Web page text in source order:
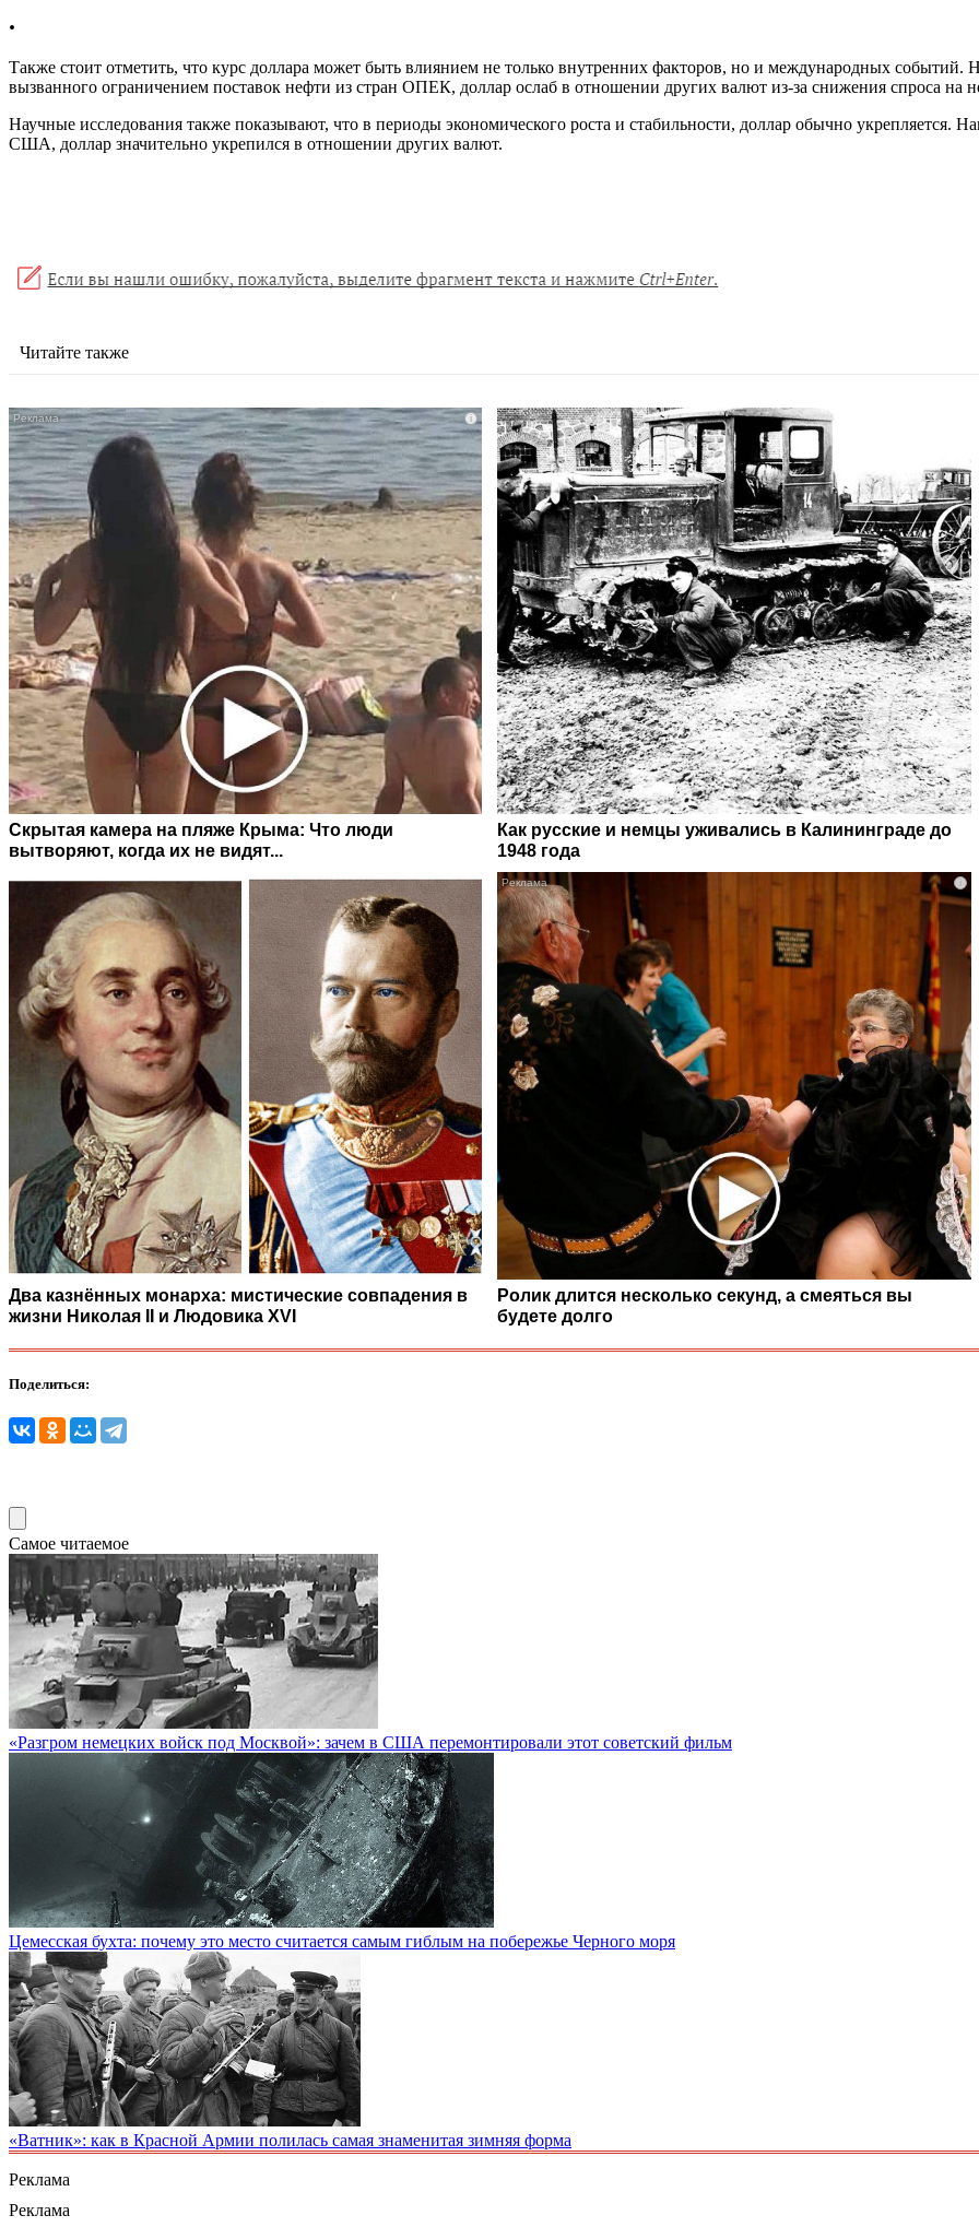
.
Также стоит отметить, что курс доллара может быть влиянием не только внутренних факторов, но и международных событий.
вызванного ограничением поставок нефти из стран ОПЕК, доллар ослаб в отношении других валют из-за снижения спроса на
Научные исследования также показывают, что в периоды экономического роста и стабильности, доллар обычно укрепляется.
США, доллар значительно укрепился в отношении других валют.
Читайте также
i
Скрытая камера на пляже Крыма: Что люди
вытворяют, когда их не видят...
Как русские и немцы уживались в Калининграде до
1948 года
Два казнённых монарха: мистические совпадения в
жизни Николая II и Людовика XVI
i
Ролик длится несколько секунд, а смеяться вы
будете долго
Поделиться:
Самое читаемое
«Разгром немецких войск под Москвой»: зачем в США перемонтировали этот советский фильм
Цемесская бухта: почему это место считается самым гиблым на побережье Черного моря
«Ватник»: как в Красной Армии полилась самая знаменитая зимняя форма
Реклама
Реклама